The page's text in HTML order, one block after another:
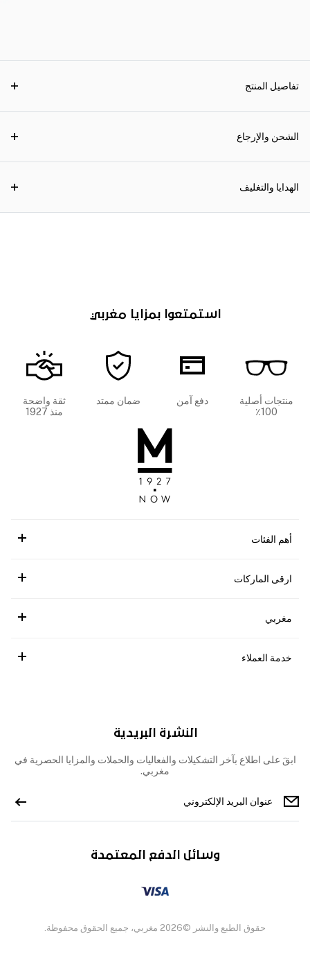
تفاصيل المنتج
الشحن والإرجاع
الهدايا والتغليف
استمتعوا بمزايا مغربي
منتجات أصلية
100٪
دفع آمن ضمان ممتد
ثقة واضحة
منذ 1927
أهم الفئات
ارقى الماركات
مغربي
خدمة العملاء
النشرة البريدية
ابقَ على اطلاع بآخر التشكيلات والفعاليات والحملات والمزايا الحصرية في
مغربي.
وسائل الدفع المعتمدة
حقوق الطبع والنشر ©2026 مغربي، جميع الحقوق محفوظة.